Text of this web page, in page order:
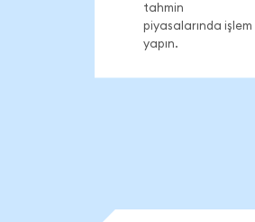
tahmin
piyasalarında işlem
yapın.